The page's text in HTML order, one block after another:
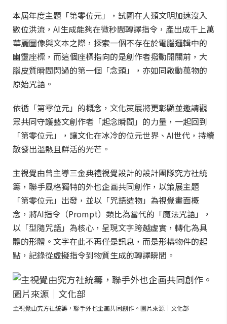
本屆年度主題「第零位元」，試圖在人類文明加速沒入
數位洪流，AI生成能夠在微秒間轉譯指令，產出成千上萬
華麗圖像與文本之際，探索一個不存在於電腦邏輯中的
幽靈座標，而這個座標指向的是創作者撥動開關前，大
腦皮質瞬間閃過的第一個「念頭」，亦如同啟動萬物的
原始咒語。
依循「第零位元」的概念，文化策展將更彰顯並邀請觀
眾共同守護藝文創作者「起念瞬間」的力量，一起回到
「第零位元」，讓文化在冰冷的位元世界、AI世代，持續
散發出溫熱且鮮活的光芒。
主視覺由曾主導三金典禮視覺設計的設計團隊究方社統
籌，聯手風格獨特的外也企画共同創作，以策展主題
「第零位元」出發，並以「咒語造物」為視覺畫面概
念，將AI指令（Prompt）類比為當代的「魔法咒語」，
以「型隨咒語」為核心，呈現文字跨越虛實，轉化為具
體的形體。文字在此不再僅是訊息，而是形構物件的起
點，記錄從虛擬指令到物質生成的轉譯瞬間。
主視覺由究方社統籌，聯手外也企画共同創作。圖片來源｜文化部